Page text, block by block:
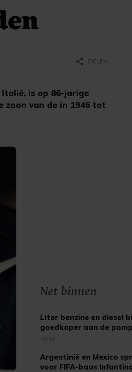
Italië, is op 86-jarige
zoon van de in 1946 tot
share DELEN
Net binnen
Liter benzine en diesel
goedkoper aan de pomp
10:18
Argentinië en Mexico
voor FIFA-baas